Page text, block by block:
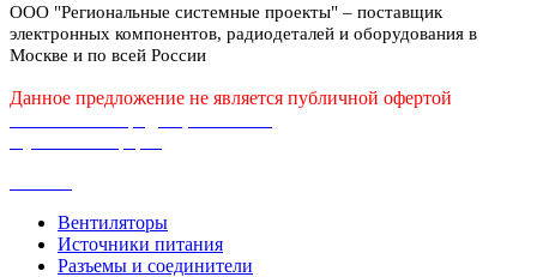
ООО "Региональные системные проекты" – поставщик
электронных компонентов, радиодеталей и оборудования в
Москве и по всей России
Данное предложение не является публичной офертой
Вентиляторы
Источники питания
Разъемы и соединители